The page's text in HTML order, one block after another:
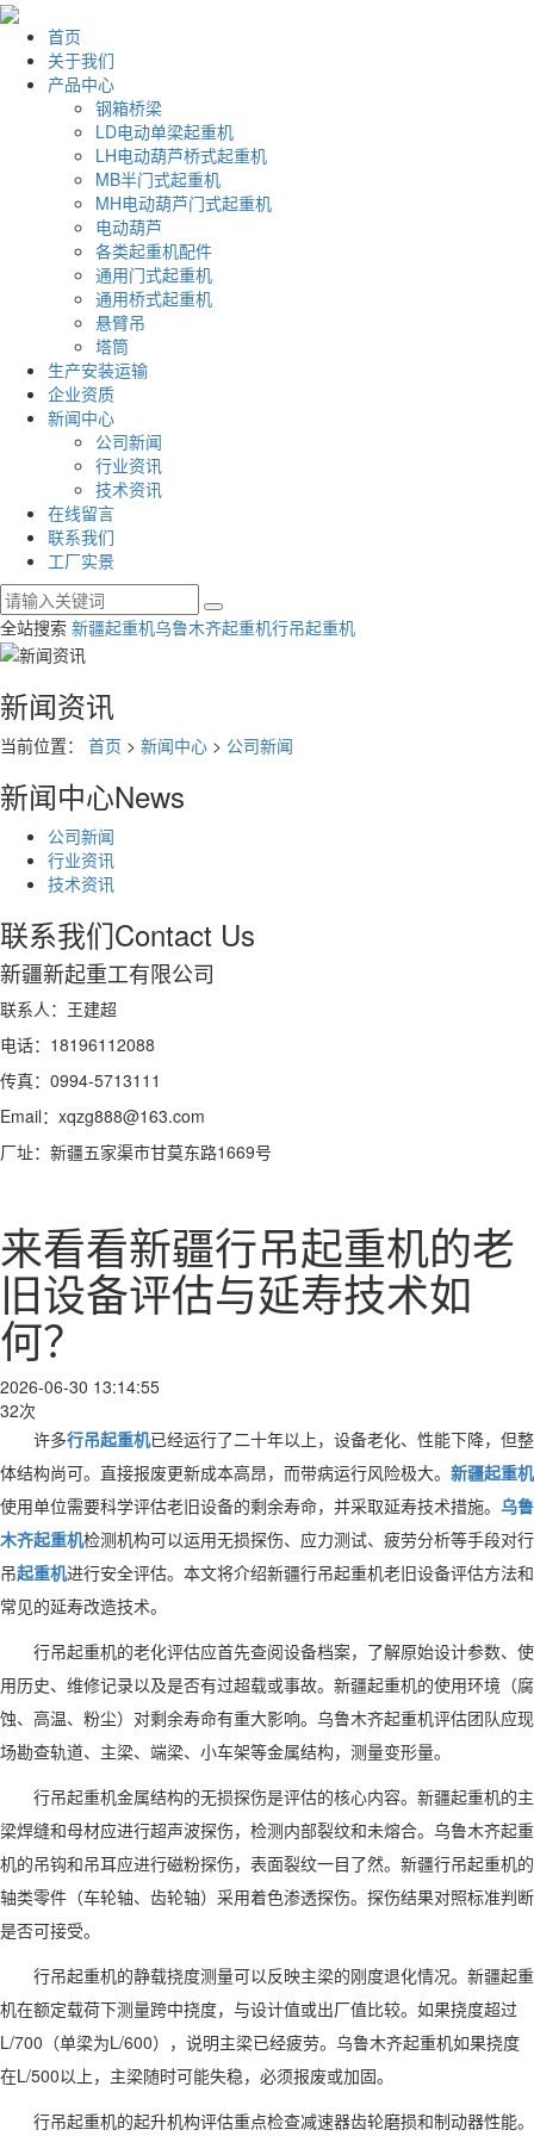
首页
关于我们
产品中心
钢箱桥梁
LD电动单梁起重机
LH电动葫芦桥式起重机
MB半门式起重机
MH电动葫芦门式起重机
电动葫芦
各类起重机配件
通用门式起重机
通用桥式起重机
悬臂吊
塔筒
生产安装运输
企业资质
新闻中心
公司新闻
行业资讯
技术资讯
在线留言
联系我们
工厂实景
全站搜索 新疆起重机乌鲁木齐起重机行吊起重机
新闻资讯
当前位置： 首页 > 新闻中心 > 公司新闻
新闻中心News
公司新闻
行业资讯
技术资讯
联系我们Contact Us
新疆新起重工有限公司
联系人：王建超
电话：18196112088
传真：0994-5713111
Email：xqzg888@163.com
厂址：新疆五家渠市甘莫东路1669号
来看看新疆行吊起重机的老
旧设备评估与延寿技术如
何？
2026-06-30 13:14:55
32次
许多行吊起重机已经运行了二十年以上，设备老化、性能下降，但整
体结构尚可。直接报废更新成本高昂，而带病运行风险极大。 新疆起重机
使用单位需要科学评估老旧设备的剩余寿命，并采取延寿技术措施。 乌鲁
木齐起重机检测机构可以运用无损探伤、应力测试、疲劳分析等手段对行
吊起重机进行安全评估。本文将介绍新疆行吊起重机老旧设备评估方法和
常见的延寿改造技术。
行吊起重机的老化评估应首先查阅设备档案，了解原始设计参数、使
用历史、维修记录以及是否有过超载或事故。新疆起重机的使用环境（腐
蚀、高温、粉尘）对剩余寿命有重大影响。乌鲁木齐起重机评估团队应现
场勘查轨道、主梁、端梁、小车架等金属结构，测量变形量。
行吊起重机金属结构的无损探伤是评估的核心内容。新疆起重机的主
梁焊缝和母材应进行超声波探伤，检测内部裂纹和未熔合。乌鲁木齐起重
机的吊钩和吊耳应进行磁粉探伤，表面裂纹一目了然。新疆行吊起重机的
轴类零件（车轮轴、齿轮轴）采用着色渗透探伤。探伤结果对照标准判断
是否可接受。
行吊起重机的静载挠度测量可以反映主梁的刚度退化情况。新疆起重
机在额定载荷下测量跨中挠度，与设计值或出厂值比较。如果挠度超过
L/700（单梁为L/600），说明主梁已经疲劳。乌鲁木齐起重机如果挠度
在L/500以上，主梁随时可能失稳，必须报废或加固。
行吊起重机的起升机构评估重点检查减速器齿轮磨损和制动器性能。